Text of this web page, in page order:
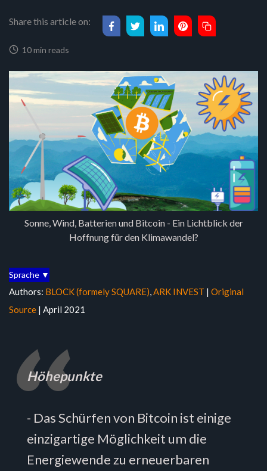
Share this article on:
10 min reads
Sonne, Wind, Batterien und Bitcoin - Ein Lichtblick der
Hoffnung für den Klimawandel?
Sprache ▼
Authors: BLOCK (formely SQUARE),ARK INVEST | Original
Source | April 2021
Höhepunkte
- Das Schürfen von Bitcoin ist einige
einzigartige Möglichkeit um die
Energiewende zu erneuerbaren